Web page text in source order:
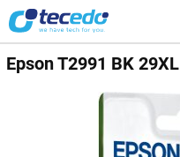
EpsonT2991 BK 29XL